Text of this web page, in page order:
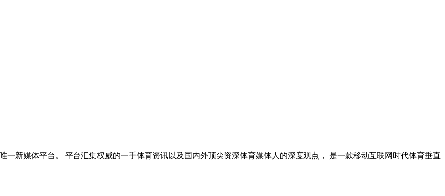
一新媒体平台。 平台汇集权威的一手体育资讯以及国内外顶尖资深体育媒体人的深度观点， 是一款移动互联网时代体育垂直